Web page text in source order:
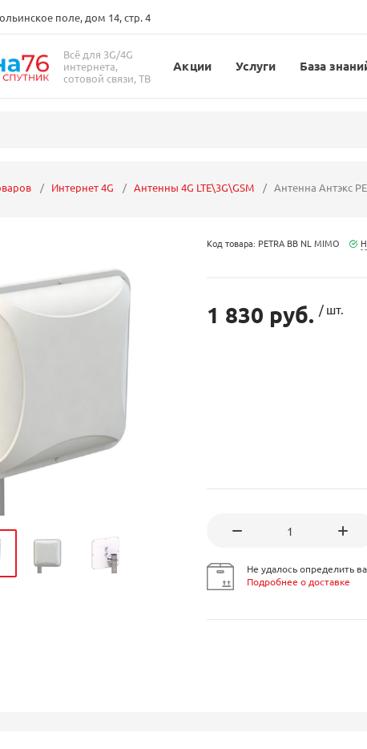
поле, дом 14, стр. 4
Всё для 3G/4G
интернета,
сотовой связи, ТВ
Акции Услуги База
Интернет 4G Антенны 4G LTE\3G\GSM Антенна Антэкс
Код товара: PETRA BB NL MIMO
1 830 руб. / шт.
Не удалось определить
Подробнее о доставке